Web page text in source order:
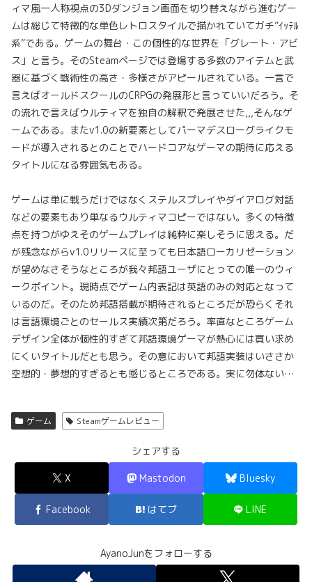
ィマ風一人称視点の3Dダンジョン画面を切り替えながら進むゲー
ムは総じて特徴的な単色レトロスタイルで描かれていてガチ”ｲｯﾃﾙ
系”である。ゲームの舞台・この個性的な世界を「グレート・アビ
ス」と言う。そのSteamページでは登場する多数のアイテムと武
器に基づく戦術性の高さ・多様さがアピールされている。一言で
言えばオールドスクールのCRPGの発展形と言っていいだろう。そ
の流れで言えばウルティマを独自の解釈で発展させた,,,そんなゲ
ームである。またv1.0の新要素としてパーマデスローグライクモ
ードが導入されるとのことでハードコアなゲーマの期待に応える
タイトルになる雰囲気もある。
ゲームは単に戦うだけではなくステルスプレイやダイアログ対話
などの要素もあり単なるウルティマコピーではない。多くの特徴
点を持つがゆえそのゲームプレイは純粋に楽しそうに思える。だ
が残念ながらv1.0リリースに至っても日本語ローカリゼーション
が望めなさそうなところが我々邦語ユーザにとっての唯一のウィ
ークポイント。現時点でゲーム内表記は英語のみの対応となって
いるのだ。そのため邦語搭載が期待されるところだが恐らくそれ
は言語環境ごとのセールス実績次第だろう。率直なところゲーム
デザイン全体が個性的すぎて邦語環境ゲーマが熱心には買い求め
にくいタイトルだとも思う。その意において邦語実装はいささか
空想的・夢想的すぎるとも感じるところである。実に勿体ない…
ゲーム Steamゲームレビュー
シェアする
X Mastodon Bluesky
Facebook はてブ LINE
AyanoJunをフォローする